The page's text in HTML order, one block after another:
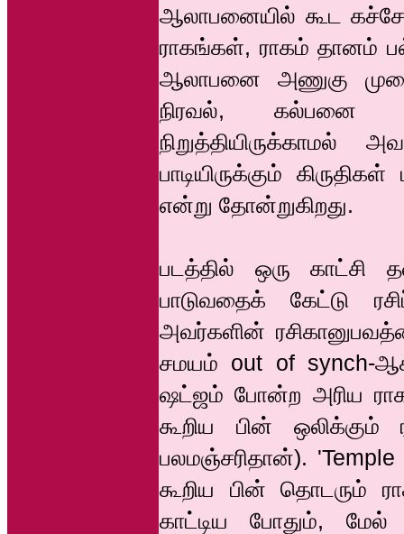
ஆலாபனையில் கூட
ராகங்கள், ராகம் தானம்
ஆலாபனை அணுகு முறை
நிரவல், கல்பனை
பாடியிருக்கும்
என்று தோன்றுகிறது.
படத்தில் ஒரு காட்சி
பாடுவதைக் கேட்டு
அவர்களின்
சமயம் out of synch-
ஷட்ஜம் போன்ற அரிய
கூறிய பின் ஒலிக்கும்
பலமஞ்சரிதான்).
கூறிய பின் தொடரும்
காட்டிய போதும்,